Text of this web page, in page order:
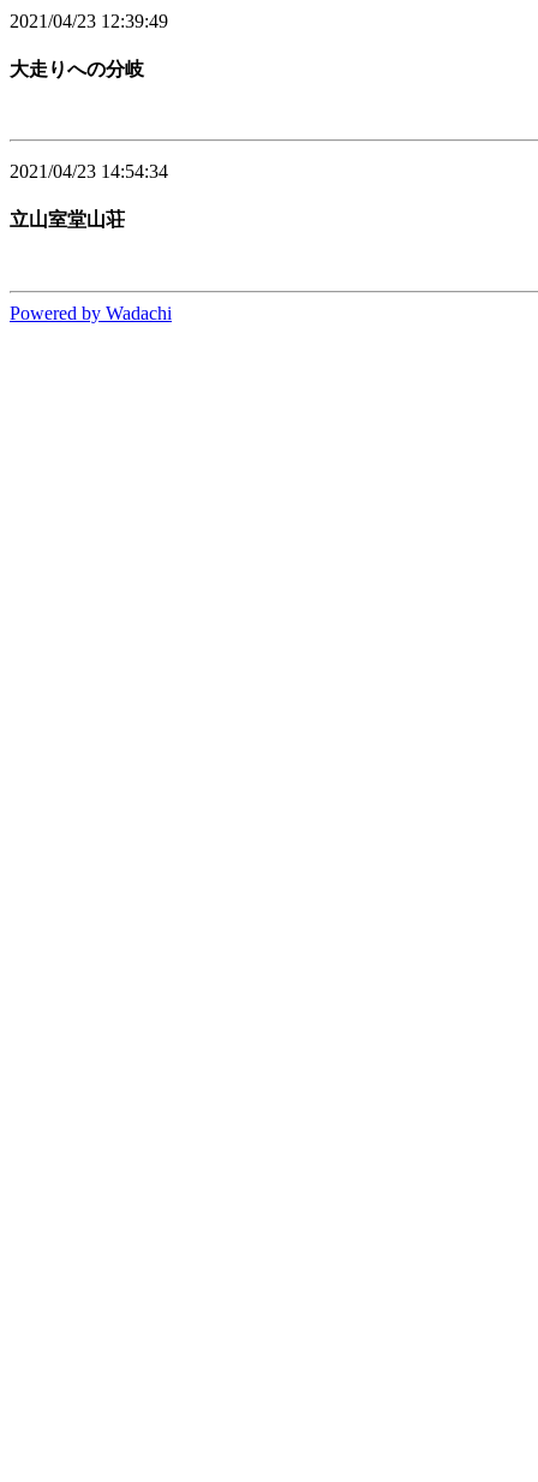
2021/04/23 12:39:49
大走りへの分岐
2021/04/23 14:54:34
立山室堂山荘
Powered by Wadachi